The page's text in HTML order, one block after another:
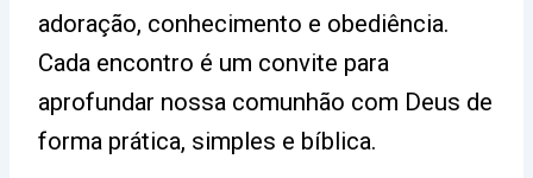
adoração, conhecimento e obediência.
Cada encontro é um convite para
aprofundar nossa comunhão com Deus de
forma prática, simples e bíblica.